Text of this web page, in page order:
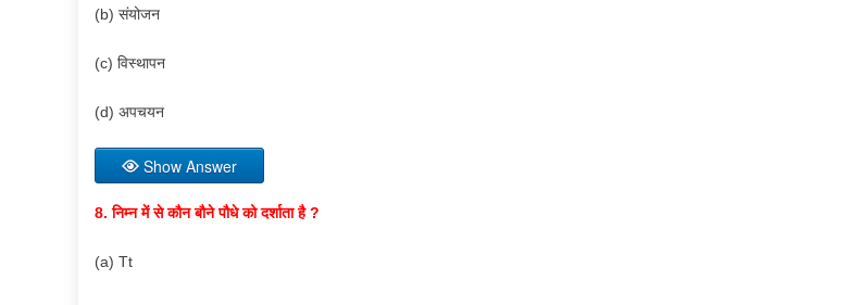
(b) संयोजन
(c) विस्थापन
(d) अपचयन
Show Answer
8. निम्न में से कौन बौने पौधे को दर्शाता है ?
(a) Tt